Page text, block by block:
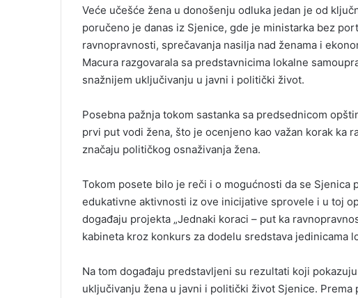
Veće učešće žena u donošenju odluka jedan je od
poručeno je danas iz Sjenice, gde je ministarka bez
ravnopravnosti, sprečavanja nasilja nad ženama i
Macura razgovarala sa predstavnicima lokalne
snažnijem uključivanju u javni i politički život.
Posebna pažnja tokom sastanka sa predsednicom
prvi put vodi žena, što je ocenjeno kao važan korak ka
značaju političkog osnaživanja žena.
Tokom posete bilo je reči i o mogućnosti da se Sjenica
edukativne aktivnosti iz ove inicijative sprovele i u toj
događaju projekta „Jednaki koraci – put ka
kabineta kroz konkurs za dodelu sredstava jedinicama
Na tom događaju predstavljeni su rezultati koji
uključivanju žena u javni i politički život Sjenice.